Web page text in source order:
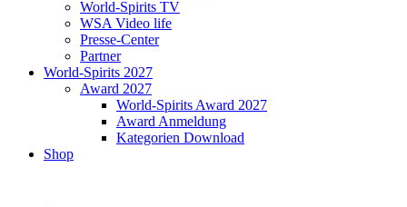
World-Spirits TV
WSA Video life
Presse-Center
Partner
World-Spirits 2027
Award 2027
World-Spirits Award 2027
Award Anmeldung
Kategorien Download
Shop